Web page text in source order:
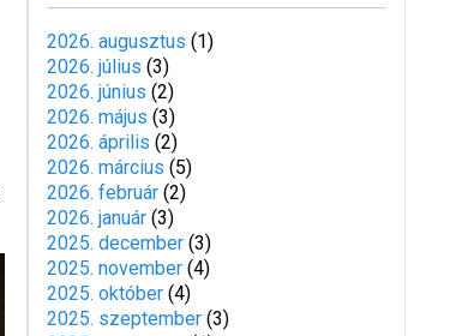
2026. augusztus (1)
2026. július (3)
2026. június (2)
2026. május (3)
2026. április (2)
2026. március (5)
2026. február (2)
2026. január (3)
2025. december (3)
2025. november (4)
2025. október (4)
2025. szeptember (3)